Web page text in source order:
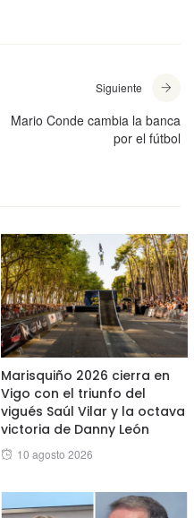
Siguiente
Mario Conde cambia la banca
por el fútbol
Marisquiño 2026 cierra en
Vigo con el triunfo del
vigués Saúl Vilar y la octava
victoria de Danny León
Posted
10 agosto 2026